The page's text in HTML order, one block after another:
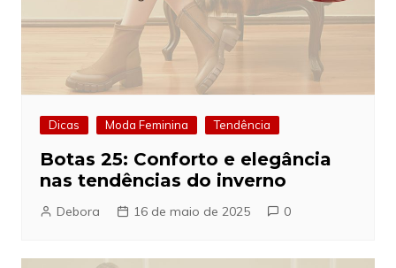
Dicas Moda Feminina Tendência
Botas 25: Conforto e elegância
nas tendências do inverno
Debora 16 de maio de 2025 0